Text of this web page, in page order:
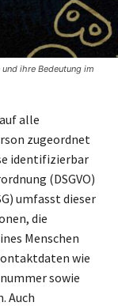
ihre Bedeutung im
alle
zugeordnet
identifizierbar
(DSGVO)
umfasst dieser
die
Menschen
wie
sowie
Auch